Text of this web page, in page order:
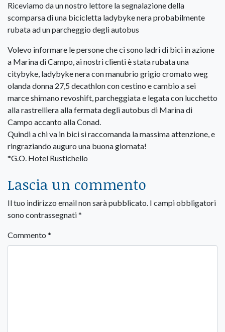
Riceviamo da un nostro lettore la segnalazione della
scomparsa di una bicicletta ladybyke nera probabilmente
rubata ad un parcheggio degli autobus
Volevo informare le persone che ci sono ladri di bici in azione
a Marina di Campo, ai nostri clienti è stata rubata una
citybyke, ladybyke nera con manubrio grigio cromato weg
olanda donna 27,5 decathlon con cestino e cambio a sei
marce shimano revoshift, parcheggiata e legata con lucchetto
alla rastrelliera alla fermata degli autobus di Marina di
Campo accanto alla Conad.
Quindi a chi va in bici si raccomanda la massima attenzione, e
ringraziando auguro una buona giornata!
*G.O. Hotel Rustichello
Lascia un commento
Il tuo indirizzo email non sarà pubblicato. I campi obbligatori
sono contrassegnati*
Commento *